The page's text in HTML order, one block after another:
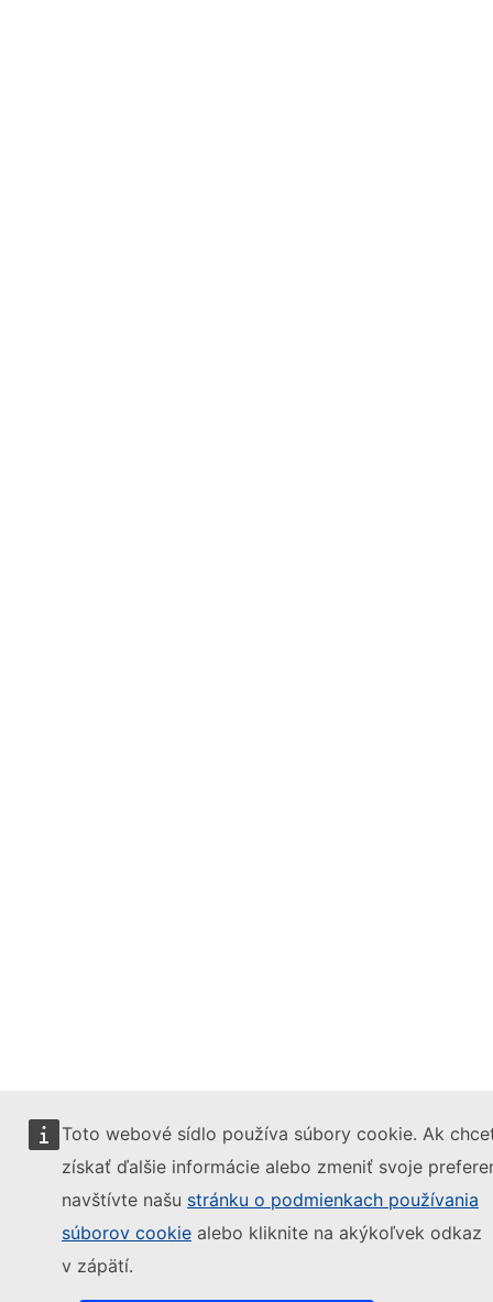
Toto webové sídlo používa súbory cookie. Ak
získať ďalšie informácie alebo zmeniť svoje
navštívte našu stránku o podmienkach používania
súborov cookie alebo kliknite na akýkoľvek odkaz
v zápätí.